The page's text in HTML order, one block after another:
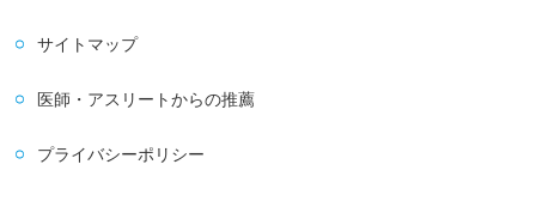
サイトマップ
医師・アスリートからの推薦
プライバシーポリシー